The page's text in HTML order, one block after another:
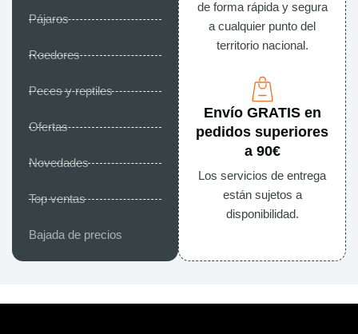
Pájaros
Roedores
Peces y reptiles
Ofertas
Novedades
Top ventas
Bajada de precios
de forma rápida y segura
a cualquier punto del
territorio nacional.
Envío GRATIS en
pedidos superiores
a 90€
Los servicios de entrega
están sujetos a
disponibilidad.